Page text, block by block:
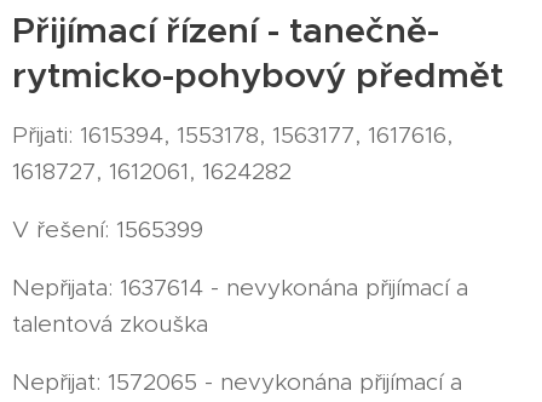
Přijímací řízení - tanečně-
rytmicko-pohybový předmět
Přijati: 1615394, 1553178, 1563177, 1617616,
1618727, 1612061, 1624282
V řešení: 1565399
Nepřijata: 1637614 - nevykonána přijímací a
talentová zkouška
Nepřijat: 1572065 - nevykonána přijímací a